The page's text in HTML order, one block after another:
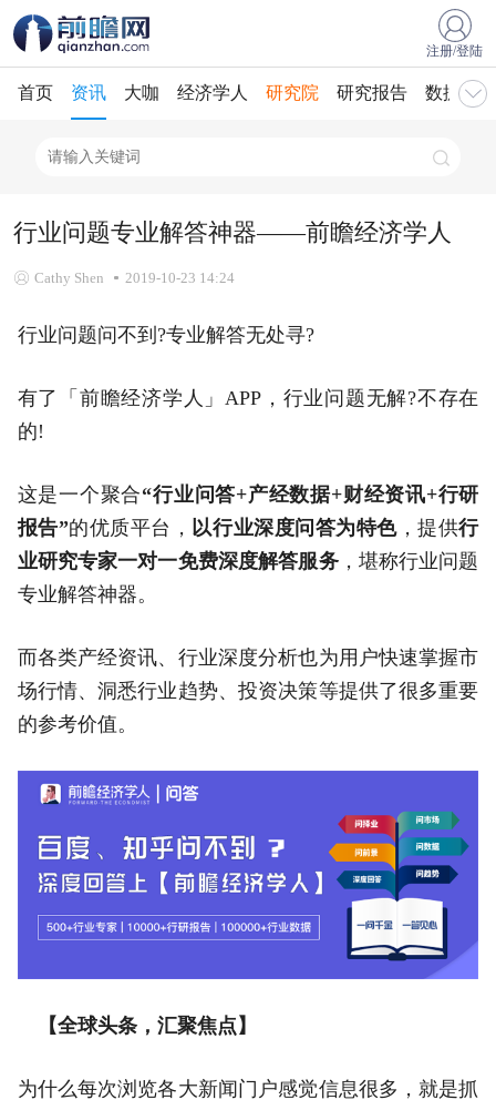
注册/登陆
首页 资讯 大咖 经济学人 研究院 研究报告 数据库
行业问题专业解答神器——前瞻经济学人
Cathy Shen 2019-10-23 14:24
行业问题问不到?专业解答无处寻?
有了「前瞻经济学人」APP，行业问题无解?不存在
的!
这是一个聚合“行业问答+产经数据+财经资讯+行研
报告”的优质平台， 以行业深度问答为特色，提供行
业研究专家一对一免费深度解答服务，堪称行业问题
专业解答神器。
而各类产经资讯、行业深度分析也为用户快速掌握市
场行情、洞悉行业趋势、投资决策等提供了很多重要
的参考价值。
【全球头条，汇聚焦点】
为什么每次浏览各大新闻门户感觉信息很多，就是抓